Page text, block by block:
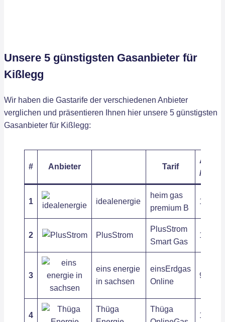
Unsere 5 günstigsten Gasanbieter für
Kißlegg
Wir haben die Gastarife der verschiedenen Anbieter
verglichen und präsentieren Ihnen hier unsere 5 günstigsten
Gasanbieter für Kißlegg:
# Anbieter Tarif
/ kWh
1 idealenergie
heim gas
premium B
11,12
2 PlusStrom
PlusStrom
Smart Gas
11,53
3
eins energie
in sachsen
einsErdgas
Online
9,72 ct
4
Thüga
Thüga
10,25